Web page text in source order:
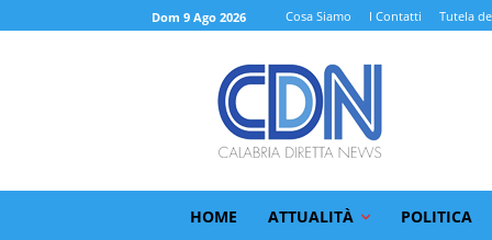
Dom 9 Ago 2026 Cosa Siamo I Contatti Tutela
HOME ATTUALITÀ POLITICA